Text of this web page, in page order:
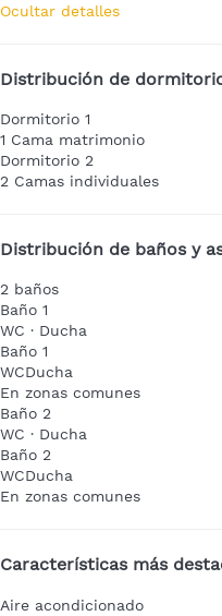
Ocultar detalles
Distribución de
Dormitorio 1
1 Cama matrimonio
Dormitorio 2
2 Camas individuales
Distribución de baños y
2 baños
Baño 1
WC · Ducha
Baño 1
WCDucha
En zonas comunes
Baño 2
WC · Ducha
Baño 2
WCDucha
En zonas comunes
Características más
Aire acondicionado